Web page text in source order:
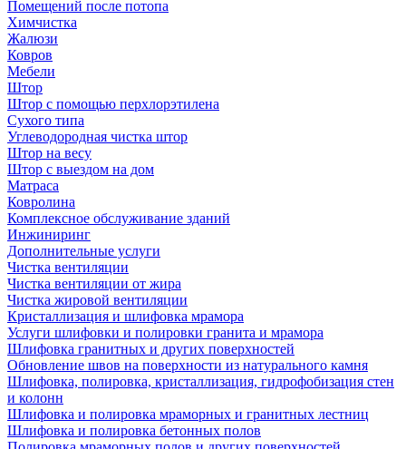
Помещений после потопа
Химчистка
Жалюзи
Ковров
Мебели
Штор
Штор с помощью перхлорэтилена
Сухого типа
Углеводородная чистка штор
Штор на весу
Штор с выездом на дом
Матраса
Ковролина
Комплексное обслуживание зданий
Инжиниринг
Дополнительные услуги
Чистка вентиляции
Чистка вентиляции от жира
Чистка жировой вентиляции
Кристаллизация и шлифовка мрамора
Услуги шлифовки и полировки гранита и мрамора
Шлифовка гранитных и других поверхностей
Обновление швов на поверхности из натурального камня
Шлифовка, полировка, кристаллизация, гидрофобизация стен
и колонн
Шлифовка и полировка мраморных и гранитных лестниц
Шлифовка и полировка бетонных полов